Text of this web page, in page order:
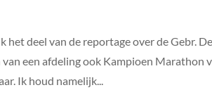
het deel van de reportage over de Gebr.
een afdeling ook Kampioen Marathon
Ik houd namelijk...